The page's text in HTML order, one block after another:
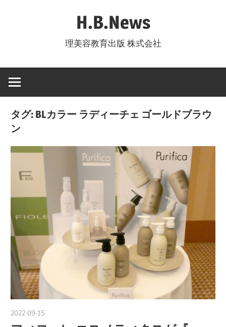
ツ
ス
H.B.News
理美容教育出版 株式会社
タグ: BLカラー ラディーチェ ゴールドブラウ
ン
2022-09-15